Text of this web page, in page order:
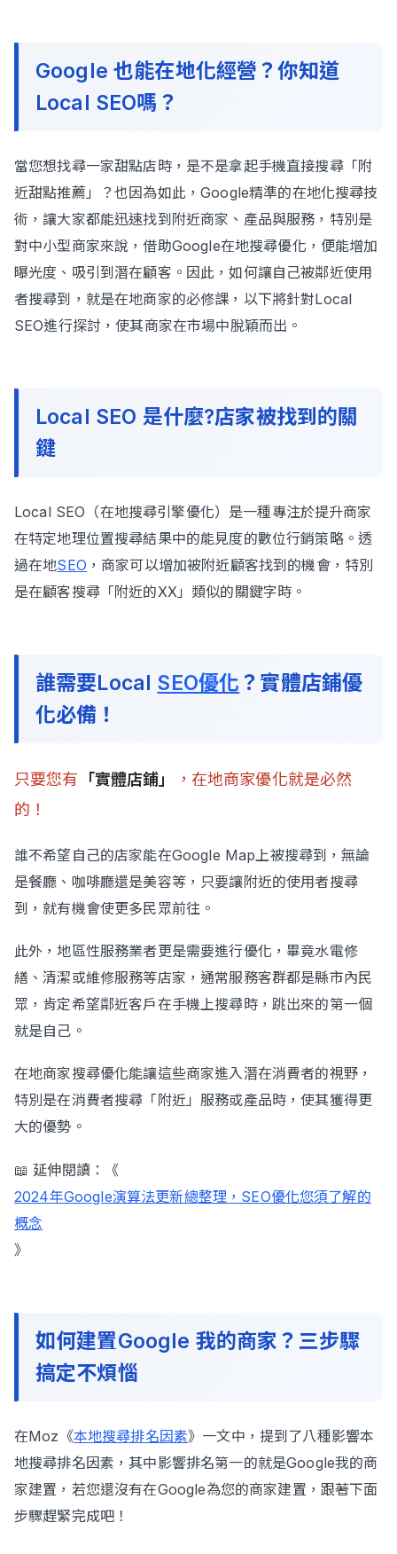
Google 也能在地化經營？你知道
Local SEO嗎？
當您想找尋一家甜點店時，是不是拿起手機直接搜尋「附
近甜點推薦」？也因為如此，Google精準的在地化搜尋技
術，讓大家都能迅速找到附近商家、產品與服務，特別是
對中小型商家來說，借助Google在地搜尋優化，便能增加
曝光度、吸引到潛在顧客。因此，如何讓自己被鄰近使用
者搜尋到，就是在地商家的必修課，以下將針對Local
SEO進行探討，使其商家在市場中脫穎而出。
Local SEO 是什麼?店家被找到的關
鍵
Local SEO（在地搜尋引擎優化）是一種專注於提升商家
在特定地理位置搜尋結果中的能見度的數位行銷策略。透
過在地SEO ，商家可以增加被附近顧客找到的機會，特別
是在顧客搜尋「附近的XX」類似的關鍵字時。
誰需要Local SEO優化 ？實體店鋪優
化必備！
只要您有 「實體店鋪」
，在地商家優化就是必然
的！
誰不希望自己的店家能在Google Map上被搜尋到，無論
是餐廳、咖啡廳還是美容等，只要讓附近的使用者搜尋
到，就有機會使更多民眾前往。
此外，地區性服務業者更是需要進行優化，畢竟水電修
繕、清潔或維修服務等店家，通常服務客群都是縣市內民
眾，肯定希望鄰近客戶在手機上搜尋時，跳出來的第一個
就是自己。
在地商家搜尋優化能讓這些商家進入潛在消費者的視野，
特別是在消費者搜尋「附近」服務或產品時，使其獲得更
大的優勢。
📖 延伸閱讀：《
2024年Google演算法更新總整理，SEO優化您須了解的
概念
》
如何建置Google 我的商家？三步驟
搞定不煩惱
在Moz《本地搜尋排名因素》一文中，提到了八種影響本
地搜尋排名因素，其中影響排名第一的就是Google我的商
家建置，若您還沒有在Google為您的商家建置，跟著下面
步驟趕緊完成吧！